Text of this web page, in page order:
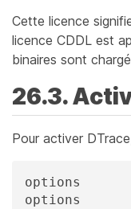
Cette licence
licence CDDL est
binaires sont
26.3.
Pour activer
options
options